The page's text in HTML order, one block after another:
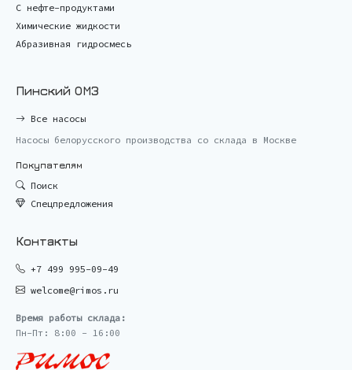
С нефте-продуктами
Химические жидкости
Абразивная гидросмесь
Пинский ОМЗ
Все насосы
Насосы белорусского производства со склада в Москве
Покупателям
Поиск
Спецпредложения
Контакты
+7 499 995-09-49
welcome@rimos.ru
Время работы склада:
Пн-Пт: 8:00 - 16:00